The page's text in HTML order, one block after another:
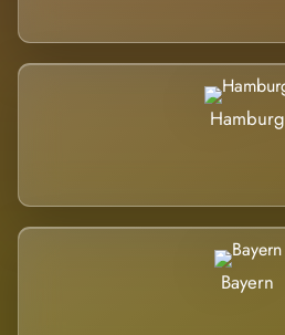
Hamburg
Bayern